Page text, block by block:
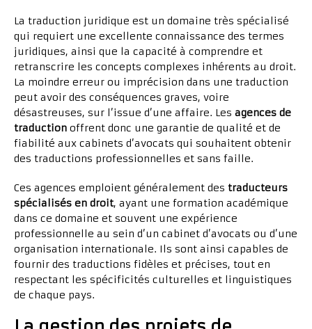
La traduction juridique est un domaine très spécialisé
qui requiert une excellente connaissance des termes
juridiques, ainsi que la capacité à comprendre et
retranscrire les concepts complexes inhérents au droit.
La moindre erreur ou imprécision dans une traduction
peut avoir des conséquences graves, voire
désastreuses, sur l’issue d’une affaire. Les agences de
traduction offrent donc une garantie de qualité et de
fiabilité aux cabinets d’avocats qui souhaitent obtenir
des traductions professionnelles et sans faille.
Ces agences emploient généralement des traducteurs
spécialisés en droit, ayant une formation académique
dans ce domaine et souvent une expérience
professionnelle au sein d’un cabinet d’avocats ou d’une
organisation internationale. Ils sont ainsi capables de
fournir des traductions fidèles et précises, tout en
respectant les spécificités culturelles et linguistiques
de chaque pays.